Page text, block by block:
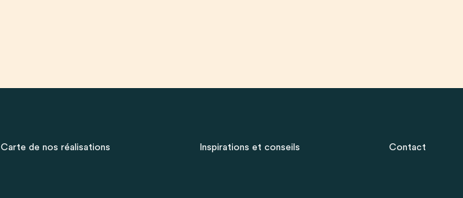
Carte de nos réalisations Inspirations et conseils Contact